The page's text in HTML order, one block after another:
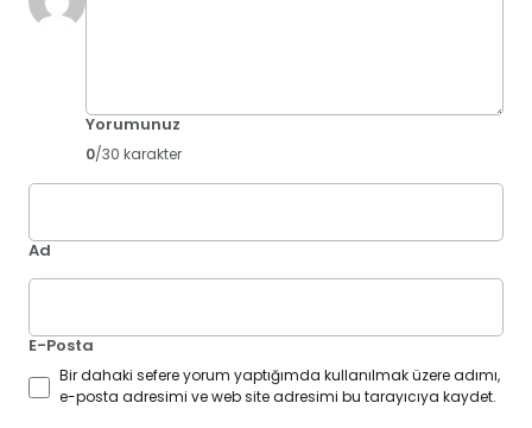
Yorumunuz
0/30 karakter
Ad
E-Posta
Bir dahaki sefere yorum yaptığımda kullanılmak üzere adımı,
e-posta adresimi ve web site adresimi bu tarayıcıya kaydet.